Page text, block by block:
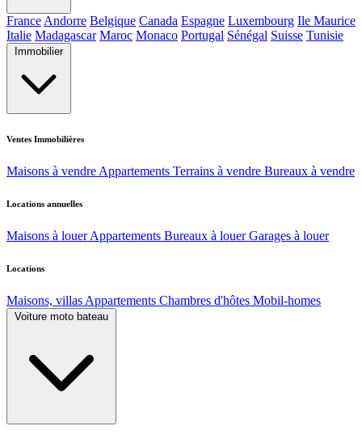
France Andorre Belgique Canada Espagne Luxembourg Ile Maurice
Italie Madagascar Maroc Monaco Portugal Sénégal Suisse Tunisie
Immobilier
Ventes Immobilières
Maisons à vendre Appartements Terrains à vendre Bureaux à vendre
Locations annuelles
Maisons à louer Appartements Bureaux à louer Garages à louer
Locations
Maisons, villas Appartements Chambres d'hôtes Mobil-homes
Voiture moto bateau